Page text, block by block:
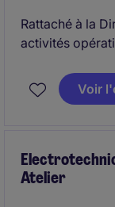
Rattaché à la
activités
intervenez sur
Voir
Atelier